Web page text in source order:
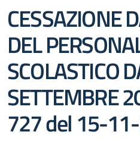
CESSAZIONE
DEL
SCOLASTICO
SETTEMBRE
727 del 15-